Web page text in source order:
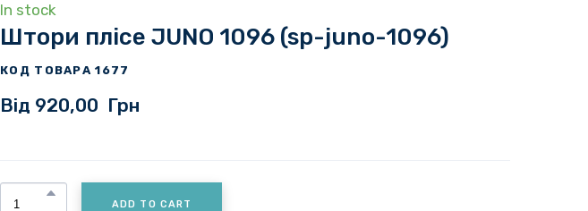
In stock
Штори плісе JUNO 1096 (sp-juno-1096)
КОД ТОВАРА 1677
Від 920,00  Грн
ADD TO CART